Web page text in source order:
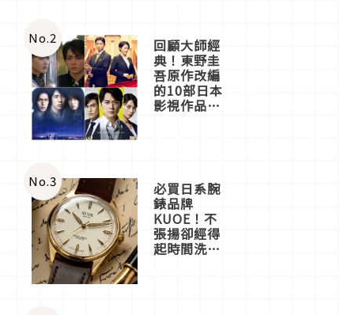
體驗
No.2 回顧大師經
典！東野圭
吾原作改編
的10部日本
影視作品推
No.3 必買日系腕
錶品牌
KUOE！不
張揚卻經得
起時間洗鍊